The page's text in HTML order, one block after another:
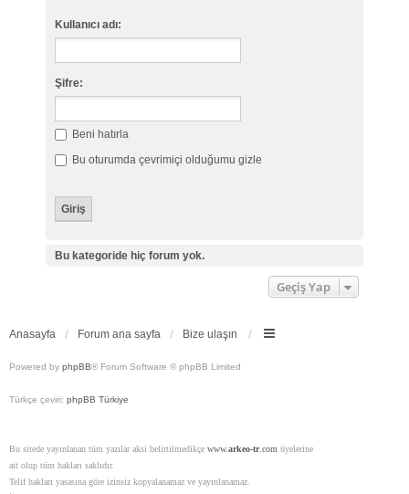
Kullanıcı adı:
Şifre:
Beni hatırla
Bu oturumda çevrimiçi olduğumu gizle
Bu kategoride hiç forum yok.
Geçiş Yap
Anasayfa Forum ana sayfa Bize ulaşın
Powered by phpBB® Forum Software © phpBB Limited
Türkçe çeviri: phpBB Türkiye
Bu sitede yayınlanan tüm yazılar aksi belirtilmedikçe www.arkeo-tr.com üyelerine
ait olup tüm hakları saklıdır.
Telif hakları yasasına göre izinsiz kopyalanamaz ve yayınlanamaz.